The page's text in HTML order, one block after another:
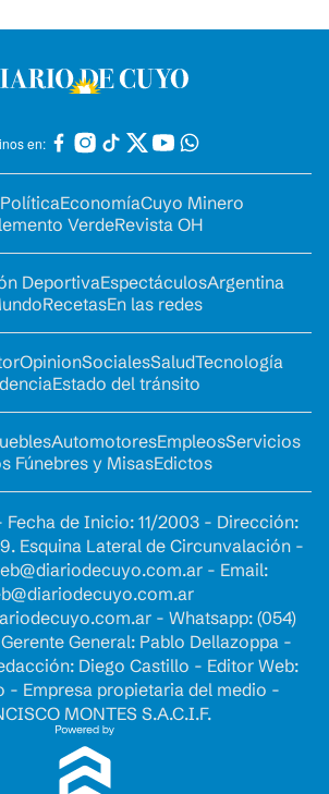
en:
PolíticaEconomíaCuyo Minero
VerdeRevista OH
DeportivaEspectáculosArgentina
RecetasEn las redes
OpinionSocialesSaludTecnología
Estado del tránsito
AutomotoresEmpleosServicios
Fúnebres y MisasEdictos
Fecha de Inicio: 11/2003 - Dirección:
Esquina Lateral de Circunvalación -
- Email:
- Whatsapp: (054)
General: Pablo Dellazoppa -
Diego Castillo - Editor Web:
- Empresa propietaria del medio -
MONTES S.A.C.I.F.